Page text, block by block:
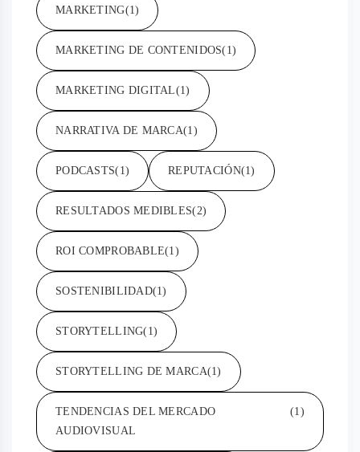
MARKETING(1)
MARKETING DE CONTENIDOS(1)
MARKETING DIGITAL(1)
NARRATIVA DE MARCA(1)
PODCASTS(1) REPUTACIÓN(1)
RESULTADOS MEDIBLES(2)
ROI COMPROBABLE(1)
SOSTENIBILIDAD(1)
STORYTELLING(1)
STORYTELLING DE MARCA(1)
TENDENCIAS DEL MERCADO
AUDIOVISUAL
(1)